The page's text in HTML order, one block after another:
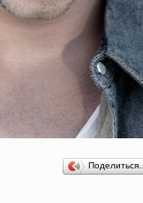
Поделиться…